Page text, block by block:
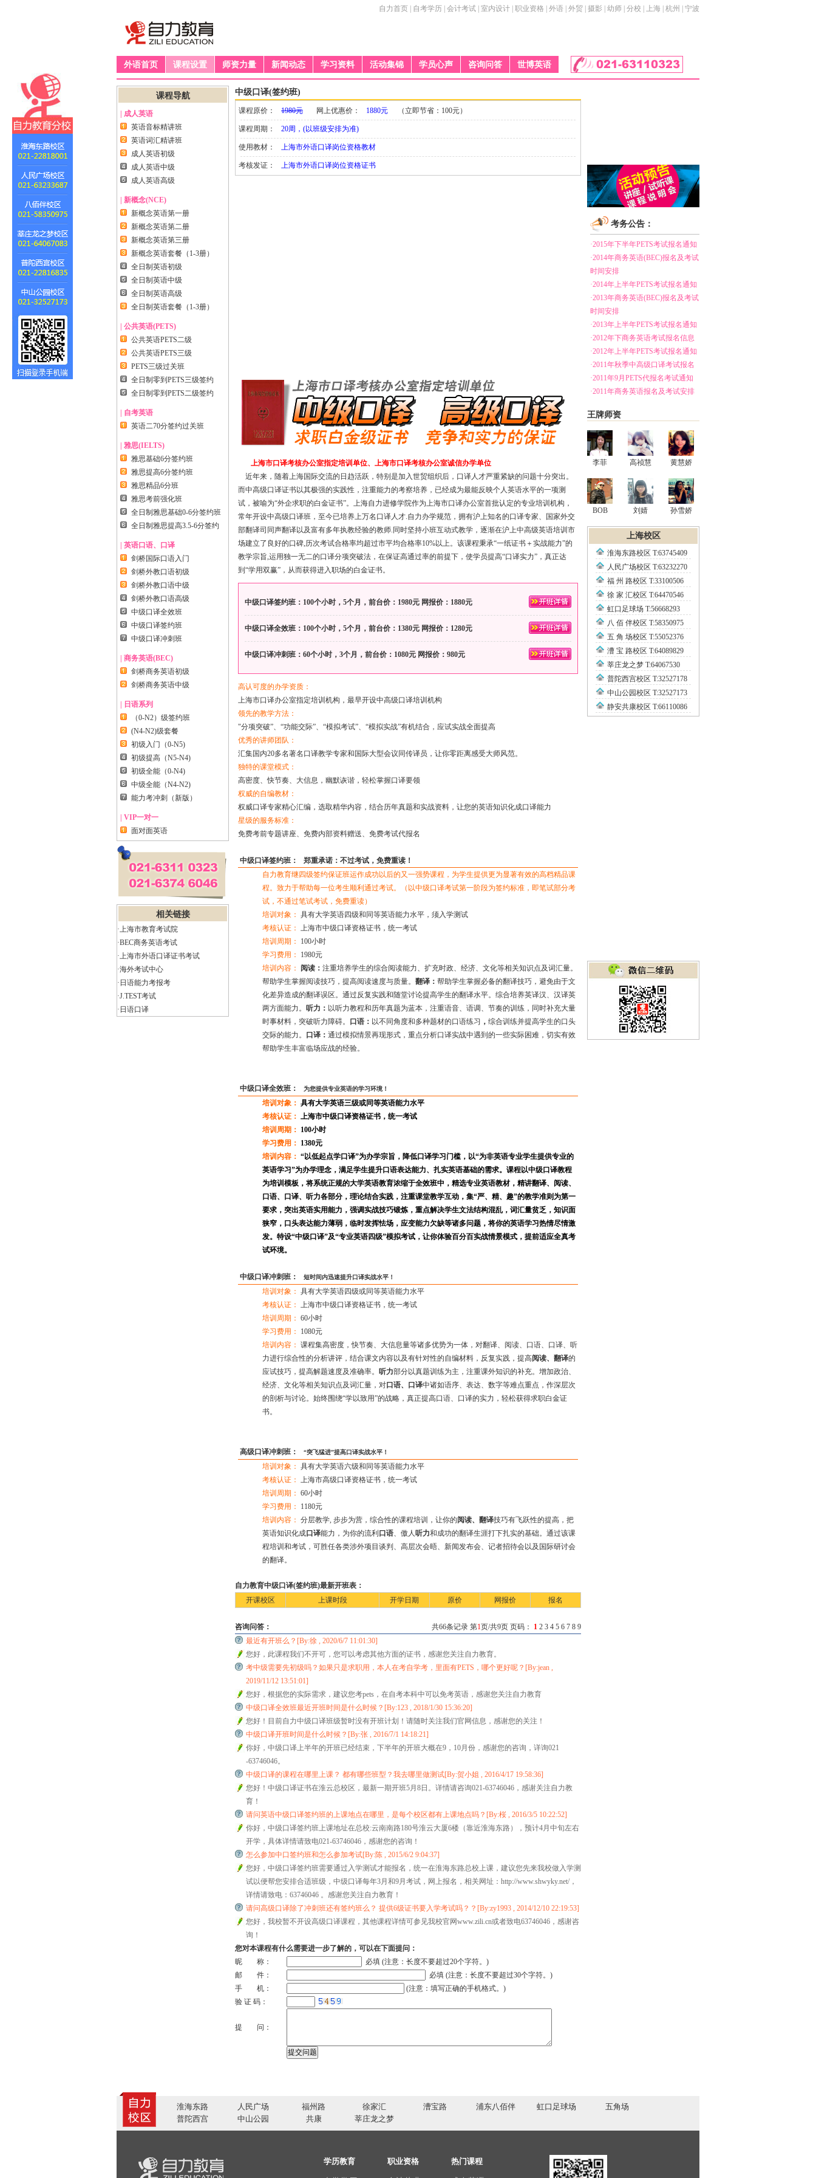
自力首页 自考学历 会计考试 室内设计 职业资格 外语 外贸 摄影 幼师 分校 上海 杭州 宁波
外语首页 课程设置 师资力量 新闻动态 学习资料 活动集锦 学员心声 咨询问答 世博英语
课程导航
| 成人英语
英语音标精讲班
英语词汇精讲班
成人英语初级
成人英语中级
成人英语高级
| 新概念(NCE)
新概念英语第一册
新概念英语第二册
新概念英语第三册
新概念英语套餐（1-3册）
全日制英语初级
全日制英语中级
全日制英语高级
全日制英语套餐（1-3册）
| 公共英语(PETS)
公共英语PETS二级
公共英语PETS三级
PETS三级过关班
全日制零到PETS三级签约
全日制零到PETS二级签约
| 自考英语
英语二70分签约过关班
| 雅思(IELTS)
雅思基础6分签约班
雅思提高6分签约班
雅思精品6分班
雅思考前强化班
全日制雅思基础0-6分签约班
全日制雅思提高3.5-6分签约
| 英语口语、口译
剑桥国际口语入门
剑桥外教口语初级
剑桥外教口语中级
剑桥外教口语高级
中级口译全效班
中级口译签约班
中级口译冲刺班
| 商务英语(BEC)
剑桥商务英语初级
剑桥商务英语中级
| 日语系列
（0-N2）级签约班
(N4-N2)级套餐
初级入门（0-N5)
初级提高（N5-N4)
初级全能（0-N4)
中级全能（N4-N2)
能力考冲刺（新版）
| VIP一对一
面对面英语
相关链接
·上海市教育考试院
·BEC商务英语考试
·上海市外语口译证书考试
·海外考试中心
·日语能力考报考
·J.TEST考试
·日语口译
考务公告：
·2015年下半年PETS考试报名通知
·2014年商务英语(BEC)报名及考试
时间安排
·2014年上半年PETS考试报名通知
·2013年商务英语(BEC)报名及考试
时间安排
·2013年上半年PETS考试报名通知
·2012年下商务英语考试报名信息
·2012年上半年PETS考试报名通知
·2011年秋季中高级口译考试报名
·2011年9月PETS代报名考试通知
·2011年商务英语报名及考试安排
王牌师资
李菲 高祯慧 黄慧娇
BOB 刘婧 孙雪娇
上海校区
淮海东路校区 T:63745409
人民广场校区 T:63232270
福 州 路校区 T:33100506
徐 家 汇校区 T:64470546
虹口足球场 T:56668293
八 佰 伴校区 T:58350975
五 角 场校区 T:55052376
漕 宝 路校区 T:64089829
莘庄龙之梦 T:64067530
普陀西宫校区 T:32527178
中山公园校区 T:32527173
静安共康校区 T:66110086
中级口译(签约班)
课程原价： 1980元 网上优惠价： 1880元 （立即节省：100元）
课程周期： 20周，(以班级安排为准)
使用教材： 上海市外语口译岗位资格教材
考核发证： 上海市外语口译岗位资格证书
上海市口译考核办公室指定培训单位、上海市口译考核办公室诚信办学单位
近年来，随着上海国际交流的日趋活跃，特别是加入世贸组织后，口译人才严重紧缺的问题十分突出。
而中高级口译证书以其极强的实践性，注重能力的考察培养，已经成为最能反映个人英语水平的一项测
试，被喻为“外企求职的白金证书”。上海自力进修学院作为上海市口译办公室首批认定的专业培训机构，
常年开设中高级口译班，至今已培养上万名口译人才.自力办学规范，拥有沪上知名的口译专家、国家外交
部翻译司同声翻译以及富有多年执教经验的教师.同时坚持小班互动式教学，逐渐在沪上中高级英语培训市
场建立了良好的口碑,历次考试合格率均超过市平均合格率10%以上。该课程秉承“一纸证书＋实战能力”的
教学宗旨,运用独一无二的口译分项突破法，在保证高通过率的前提下，使学员提高“口译实力”，真正达
到“学用双赢”，从而获得进入职场的白金证书。
中级口译签约班：100个小时，5个月，前台价：1980元 网报价：1880元
中级口译全效班：100个小时，5个月，前台价：1380元 网报价：1280元
中级口译冲刺班：60个小时，3个月，前台价：1080元 网报价：980元
高认可度的办学资质：
上海市口译办公室指定培训机构，最早开设中高级口译培训机构
领先的教学方法：
"分项突破”、“功能交际”、“模拟考试”、“模拟实战”有机结合，应试实战全面提高
优秀的讲师团队：
汇集国内20多名著名口译教学专家和国际大型会议同传译员，让你零距离感受大师风范。
独特的课堂模式：
高密度、快节奏、大信息，幽默诙谐，轻松掌握口译要领
权威的自编教材：
权威口译专家精心汇编，选取精华内容，结合历年真题和实战资料，让您的英语知识化成口译能力
星级的服务标准：
免费考前专题讲座、免费内部资料赠送、免费考试代报名
中级口译签约班： 郑重承诺：不过考试，免费重读！
自力教育继四级签约保证班运作成功以后的又一强势课程，为学生提供更为显著有效的高档精品课
程。致力于帮助每一位考生顺利通过考试。（以中级口译考试第一阶段为签约标准，即笔试部分考
试，不通过笔试考试，免费重读）
培训对象： 具有大学英语四级和同等英语能力水平，须入学测试
考核认证： 上海市中级口译资格证书，统一考试
培训周期：
100小时
学习费用：
1980元
培训内容：
阅读： 注重培养学生的综合阅读能力、扩充时政、经济、文化等相关知识点及词汇量。
帮助学生掌握阅读技巧，提高阅读速度与质量。 翻译： 帮助学生掌握必备的翻译技巧，避免由于文
化差异造成的翻译误区。通过反复实践和随堂讨论提高学生的翻译水平。综合培养英译汉、汉译英
两方面能力。 听力： 以听力教程和历年真题为蓝本，注重语音、语调、节奏的训练，同时补充大量
时事材料，突破听力障碍。
口语： 以不同角度和多种题材的口语练习 ， 综合训练并提高学生的口头
交际的能力。
口译： 通过模拟情景再现形式，重点分析口译实战中遇到的一些实际困难，切实有效
帮助学生丰富临场应战的经验。
中级口译全效班： 为您提供专业英语的学习环境！
培训对象： 具有大学英语三级或同等英语能力水平
考核认证： 上海市中级口译资格证书，统一考试
培训周期： 100小时
学习费用： 1380元
培训内容： “以低起点学口译”为办学宗旨，降低口译学习门槛，以“为非英语专业学生提供专业的
英语学习”为办学理念，满足学生提升口语表达能力、扎实英语基础的需求。课程以中级口译教程
为培训模板，将系统正规的大学英语教育浓缩于全效班中，精选专业英语教材，精讲翻译、阅读、
口语、口译、听力各部分，理论结合实践，注重课堂教学互动，集“严、精、趣”的教学准则为第一
要求，突出英语实用能力，强调实战技巧锻炼，重点解决学生文法结构混乱，词汇量贫乏，知识面
狭窄，口头表达能力薄弱，临时发挥怯场，应变能力欠缺等诸多问题，将你的英语学习热情尽情激
发。特设“中级口译”及“专业英语四级”模拟考试，让你体验百分百实战情景模式，提前适应全真考
试环境。
中级口译冲刺班： 短时间内迅速提升口译实战水平！
培训对象： 具有大学英语四级或同等英语能力水平
考核认证： 上海市中级口译资格证书，统一考试
培训周期： 60小时
学习费用：
1080元
培训内容： 课程集高密度，快节奏、大信息量等诸多优势为一体，对翻译、阅读、口语、口译、听
力进行综合性的分析讲评，结合课文内容以及有针对性的自编材料，反复实践，提高阅读、翻译的
应试技巧，提高解题速度及准确率。 听力部分以真题训练为主，注重课外知识的补充。增加政治、
经济、文化等相关知识点及词汇量，对口语、口译中诸如语序、表达、数字等难点重点，作深层次
的剖析与讨论。始终围绕“学以致用”的战略，真正提高口语、口译的实力， 轻松获得求职白金证
书。
高级口译冲刺班： “突飞猛进”提高口译实战水平！
培训对象： 具有大学英语六级和同等英语能力水平
考核认证： 上海市高级口译资格证书，统一考试
培训周期： 60小时
学习费用：
1180元
培训内容： 分层教学, 步步为营，综合性的课程培训，让你的阅读、翻译技巧有飞跃性的提高，把
英语知识化成口译能力，为你的流利 口语、傲人听力和成功的翻译生涯打下扎实的基础。通过该课
程培训和考试，可胜任各类涉外项目谈判、高层次会晤、新闻发布会、记者招待会以及国际研讨会
的翻译。
自力教育中级口译(签约班)最新开班表：
开课校区
上课时段 开学日期 原价 网报价 报名
共66条记录 第1页/共9页 页码： 1 2 3 4 5 6 7 8 9
咨询问答：
最近有开班么？[By:徐 , 2020/6/7 11:01:30]
您好，此课程我们不开可，您可以考虑其他方面的证书，感谢您关注自力教育。
考中级需要先初级吗？如果只是求职用，本人在考自学考，里面有PETS，哪个更好呢？[By:jean ,
2019/11/12 13:51:01]
您好，根据您的实际需求，建议您考pets，在自考本科中可以免考英语，感谢您关注自力教育
中级口译全效班最近开班时间是什么时候？[By:123 , 2018/1/30 15:36:20]
您好！目前自力中级口译班级暂时没有开班计划！请随时关注我们官网信息，感谢您的关注！
中级口译开班时间是什么时候？[By:张 , 2016/7/1 14:18:21]
你好，中级口译上半年的开班已经结束，下半年的开班大概在9，10月份，感谢您的咨询，详询021
-63746046。
中级口译的课程在哪里上课？ 都有哪些班型？我去哪里做测试[By:贺小姐 , 2016/4/17 19:58:36]
您好！中级口译证书在淮云总校区，最新一期开班5月8日。详情请咨询021-63746046，感谢关注自力教
育！
请问英语中级口译签约班的上课地点在哪里，是每个校区都有上课地点吗？[By:桜 , 2016/3/5 10:22:52]
你好，中级口译签约班上课地址在总校:云南南路180号淮云大厦6楼（靠近淮海东路），预计4月中旬左右
开学，具体详情请致电021-63746046，感谢您的咨询！
怎么参加中口签约班和怎么参加考试[By:陈 , 2015/6/2 9:04:37]
您好，中级口译签约班需要通过入学测试才能报名，统一在淮海东路总校上课，建议您先来我校做入学测
试以便帮您安排合适班级，中级口译每年3月和9月考试，网上报名，相关网址：http://www.shwyky.net/，
详情请致电：63746046 。感谢您关注自力教育！
请问高级口译除了冲刺班还有签约班么？ 提供6级证书要入学考试吗？？[By:zy1993 , 2014/12/10 22:19:53]
您好，我校暂不开设高级口译课程，其他课程详情可参见我校官网www.zili.cn或者致电63746046，感谢咨
询！
您对本课程有什么需要进一步了解的，可以在下面提问：
昵 称：
必填 (注意：长度不要超过20个字符。)
邮 件：
必填 (注意：长度不要超过30个字符。)
手 机：
(注意：填写正确的手机格式。)
验 证 码：
提 问：
淮海东路 人民广场 福州路 徐家汇 漕宝路 浦东八佰伴 虹口足球场
五角场
普陀西宫
中山公园 共康 莘庄龙之梦
学历教育 职业资格 热门课程